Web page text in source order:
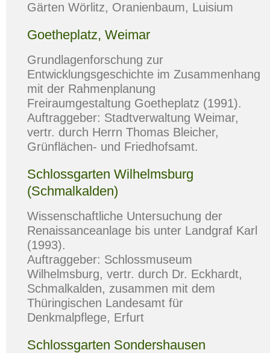
Gärten Wörlitz, Oranienbaum, Luisium
Goetheplatz, Weimar
Grundlagenforschung zur
Entwicklungsgeschichte im Zusammenhang
mit der Rahmenplanung
Freiraumgestaltung Goetheplatz (1991).
Auftraggeber: Stadtverwaltung Weimar,
vertr. durch Herrn Thomas Bleicher,
Grünflächen- und Friedhofsamt.
Schlossgarten Wilhelmsburg
(Schmalkalden)
Wissenschaftliche Untersuchung der
Renaissanceanlage bis unter Landgraf Karl
(1993).
Auftraggeber: Schlossmuseum
Wilhelmsburg, vertr. durch Dr. Eckhardt,
Schmalkalden, zusammen mit dem
Thüringischen Landesamt für
Denkmalpflege, Erfurt
Schlossgarten Sondershausen